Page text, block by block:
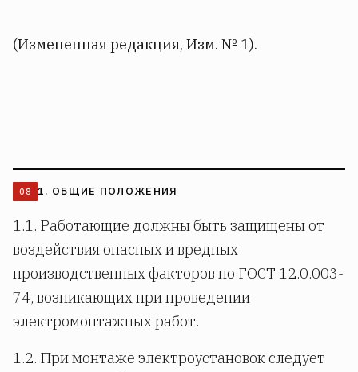
(Измененная редакция, Изм. № 1).
1. ОБЩИЕ ПОЛОЖЕНИЯ
1.1. Работающие должны быть защищены от
воздействия опасных и вредных
производственных факторов по ГОСТ 12.0.003-
74, возникающих при проведении
электромонтажных работ.
1.2. При монтаже электроустановок следует